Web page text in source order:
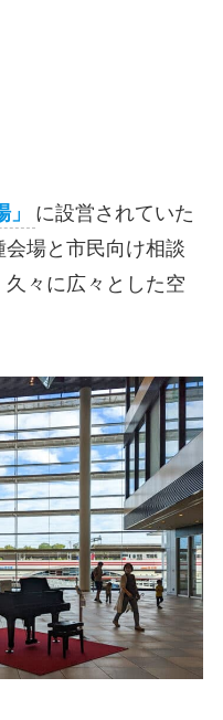
に設営されていた
場と市民向け相談
々に広々とした空